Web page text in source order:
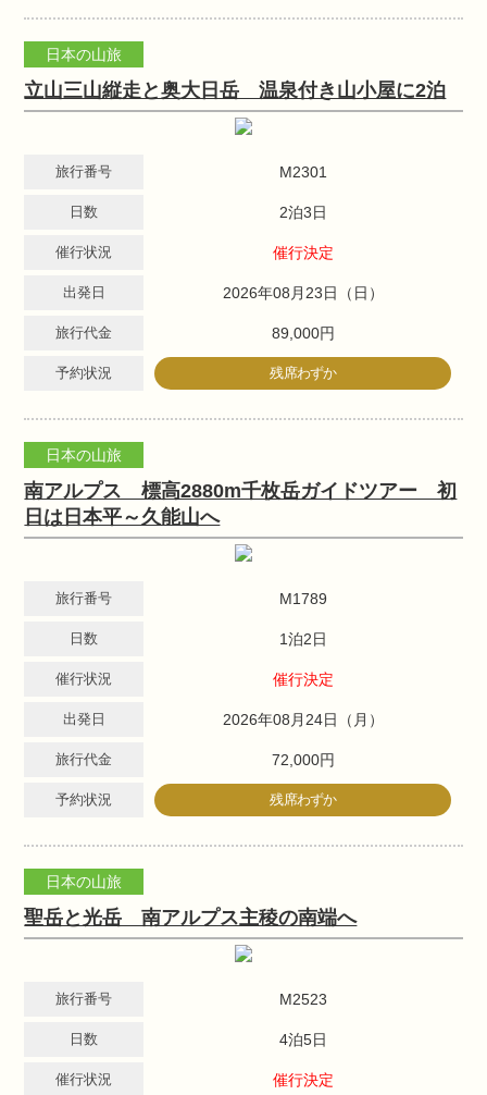
日本の山旅
立山三山縦走と奥大日岳 温泉付き山小屋に2泊
旅行番号 M2301
日数 2泊3日
催行状況 催行決定
出発日 2026年08月23日（日）
旅行代金 89,000円
予約状況 残席わずか
日本の山旅
南アルプス 標高2880m千枚岳ガイドツアー 初
日は日本平～久能山へ
旅行番号 M1789
日数 1泊2日
催行状況 催行決定
出発日 2026年08月24日（月）
旅行代金 72,000円
予約状況 残席わずか
日本の山旅
聖岳と光岳 南アルプス主稜の南端へ
旅行番号 M2523
日数 4泊5日
催行状況 催行決定